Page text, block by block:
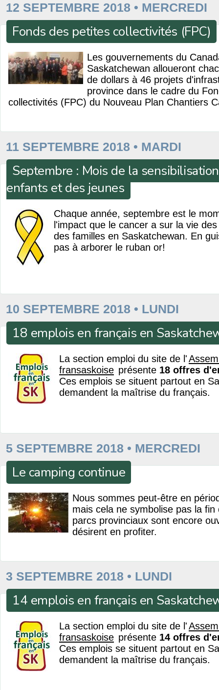
12 SEPTEMBRE 2018 • MERCREDI
Fonds des petites collectivités (FPC)
Les gouvernements du
Saskatchewan alloueront
de dollars à 46 projets
province dans le cadre du
collectivités (FPC) du Nouveau Plan Chantiers
11 SEPTEMBRE 2018 • MARDI
Septembre : Mois de la
enfants et des jeunes
Chaque année, septembre est le
l'impact que le cancer a sur la vie
des familles en Saskatchewan. En
pas à arborer le ruban or!
10 SEPTEMBRE 2018 • LUNDI
18 emplois en français en
La section emploi du site de l'
fransaskoise présente 18 offres
Ces emplois se situent partout en
demandent la maîtrise du français.
5 SEPTEMBRE 2018 • MERCREDI
Le camping continue
Nous sommes peut-être en
mais cela ne symbolise pas la
parcs provinciaux sont encore
désirent en profiter.
3 SEPTEMBRE 2018 • LUNDI
14 emplois en français en
La section emploi du site de l'
fransaskoise présente 14 offres
Ces emplois se situent partout en
demandent la maîtrise du français.